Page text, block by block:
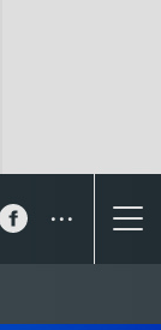
...